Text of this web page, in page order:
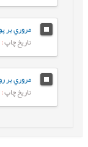
تاریخ چاپ: 1401/07/19
تاریخ چاپ: 1401/06/30